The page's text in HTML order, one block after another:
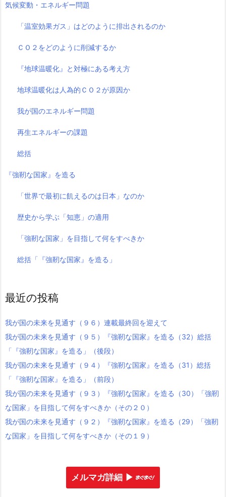
気候変動・エネルギー問題
「温室効果ガス」はどのように排出されるのか
ＣＯ２をどのように削減するか
『地球温暖化』と対極にある考え方
地球温暖化は人為的ＣＯ２が原因か
我が国のエネルギー問題
再生エネルギーの課題
総括
『強靭な国家』を造る
「世界で最初に飢えるのは日本」なのか
歴史から学ぶ「知恵」の適用
「強靭な国家」を目指して何をすべきか
総括「『強靭な国家』を造る」
最近の投稿
我が国の未来を見通す（９６）連載最終回を迎えて
我が国の未来を見通す（９５）『強靭な国家』を造る（32）総括
「『強靭な国家』を造る」（後段）
我が国の未来を見通す（９４）『強靭な国家』を造る（31）総括
「『強靭な国家』を造る」（前段）
我が国の未来を見通す（９３）『強靭な国家』を造る（30）「強靭
な国家」を目指して何をすべきか（その２０）
我が国の未来を見通す（９２）『強靭な国家』を造る（29）「強靭
な国家」を目指して何をすべきか（その１９）
メルマガ詳細 ▶︎